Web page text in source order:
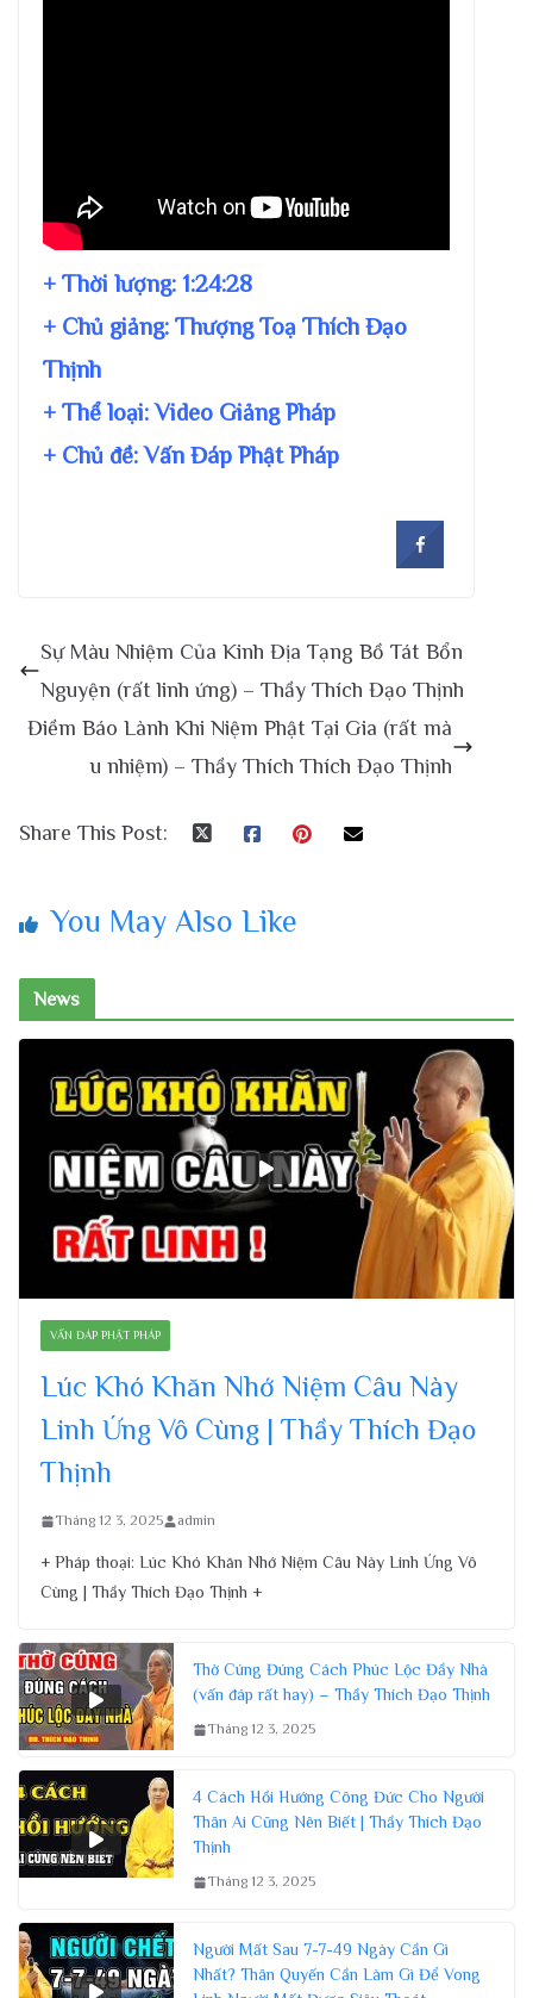
+ Thời lượng: 1:24:28
+ Chủ giảng: Thượng Toạ Thích Đạo
Thịnh
+ Thể loại: Video Giảng Pháp
+ Chủ đề:Vấn Đáp Phật Pháp
Sự Màu Nhiệm Của Kinh Địa Tạng Bồ Tát Bổn
Nguyện (rất linh ứng) – Thầy Thích Đạo Thịnh
Điềm Báo Lành Khi Niệm Phật Tại Gia (rất mà
u nhiệm) – Thầy Thích Thích Đạo Thịnh
Share This Post:
You May Also Like
News
VẤN ĐÁP PHẬT PHÁP
Lúc Khó Khăn Nhớ Niệm Câu Này
Linh Ứng Vô Cùng | Thầy Thích Đạo
Thịnh
Tháng 12 3, 2025 admin
+ Pháp thoại: Lúc Khó Khăn Nhớ Niệm Câu Này Linh Ứng Vô
Cùng | Thầy Thích Đạo Thịnh +
Thờ Cúng Đúng Cách Phúc Lộc Đầy Nhà
(vấn đáp rất hay) – Thầy Thích Đạo Thịnh
Tháng 12 3, 2025
4 Cách Hồi Hướng Công Đức Cho Người
Thân Ai Cũng Nên Biết | Thầy Thích Đạo
Thịnh
Tháng 12 3, 2025
Người Mất Sau 7-7-49 Ngày Cần Gì
Nhất? Thân Quyến Cần Làm Gì Để Vong